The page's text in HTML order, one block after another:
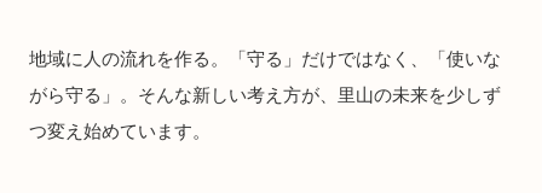
地域に人の流れを作る。「守る」だけではなく、「使いな
がら守る」。そんな新しい考え方が、里山の未来を少しず
つ変え始めています。